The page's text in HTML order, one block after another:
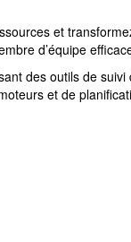
et
d’équipe
des outils de suivi
et de